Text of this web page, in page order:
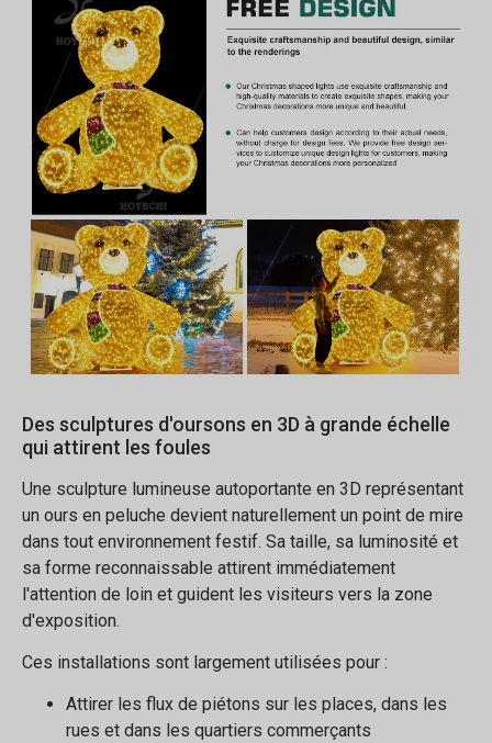
Des sculptures d'oursons en 3D à grande échelle
qui attirent les foules
Une sculpture lumineuse autoportante en 3D représentant
un ours en peluche devient naturellement un point de mire
dans tout environnement festif. Sa taille, sa luminosité et
sa forme reconnaissable attirent immédiatement
l'attention de loin et guident les visiteurs vers la zone
d'exposition.
Ces installations sont largement utilisées pour :
Attirer les flux de piétons sur les places, dans les
rues et dans les quartiers commerçants